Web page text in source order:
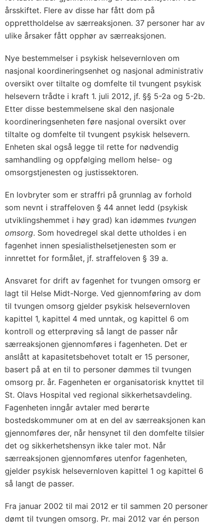
årsskiftet. Flere av disse har fått dom på
opprettholdelse av særreaksjonen. 37 personer har av
ulike årsaker fått opphør av særreaksjonen.
Nye bestemmelser i psykisk helsevernloven om
nasjonal koordineringsenhet og nasjonal administrativ
oversikt over tiltalte og domfelte til tvungent psykisk
helsevern trådte i kraft 1. juli 2012, jf. §§ 5-2a og 5-2b.
Etter disse bestemmelsene skal den nasjonale
koordineringsenheten føre nasjonal oversikt over
tiltalte og domfelte til tvungent psykisk helsevern.
Enheten skal også legge til rette for nødvendig
samhandling og oppfølging mellom helse- og
omsorgstjenesten og justissektoren.
En lovbryter som er straffri på grunnlag av forhold
som nevnt i straffeloven § 44 annet ledd (psykisk
utviklingshemmet i høy grad) kan idømmes tvungen
omsorg. Som hovedregel skal dette utholdes i en
fagenhet innen spesialisthelsetjenesten som er
innrettet for formålet, jf. straffeloven § 39 a.
Ansvaret for drift av fagenhet for tvungen omsorg er
lagt til Helse Midt-Norge. Ved gjennomføring av dom
til tvungen omsorg gjelder psykisk helsevernloven
kapittel 1, kapittel 4 med unntak, og kapittel 6 om
kontroll og etterprøving så langt de passer når
særreaksjonen gjennomføres i fagenheten. Det er
anslått at kapasitetsbehovet totalt er 15 personer,
basert på at en til to personer dømmes til tvungen
omsorg pr. år. Fagenheten er organisatorisk knyttet til
St. Olavs Hospital ved regional sikkerhetsavdeling.
Fagenheten inngår avtaler med berørte
bostedskommuner om at en del av særreaksjonen kan
gjennomføres der, når hensynet til den domfelte tilsier
det og sikkerhetshensyn ikke taler mot. Når
særreaksjonen gjennomføres utenfor fagenheten,
gjelder psykisk helsevernloven kapittel 1 og kapittel 6
så langt de passer.
Fra januar 2002 til mai 2012 er til sammen 20 personer
dømt til tvungen omsorg. Pr. mai 2012 var én person